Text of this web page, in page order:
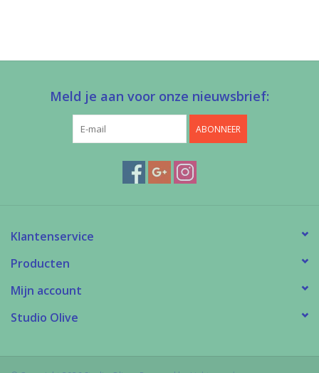
Meld je aan voor onze nieuwsbrief:
ABONNEER
Klantenservice
Producten
Mijn account
Studio Olive